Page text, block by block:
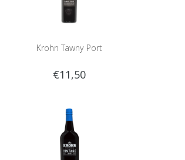
Krohn Tawny Port
€11,50